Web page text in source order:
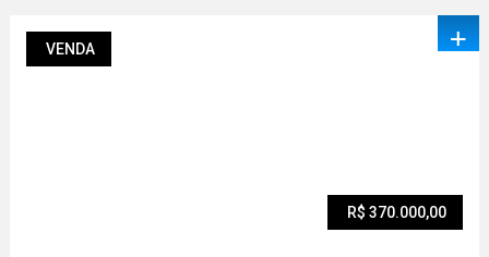
VENDA +
R$ 370.000,00